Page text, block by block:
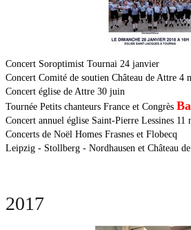
Concert Soroptimist Tournai 24 janvier
Concert Comité de soutien Château de Attre 4
Concert église de Attre 30 juin
Tournée Petits chanteurs France et Congrès
Concert annuel église Saint-Pierre Lessines 11
Concerts de Noël Homes Frasnes et Flobecq
Leipzig - Stollberg - Nordhausen et Château
2017